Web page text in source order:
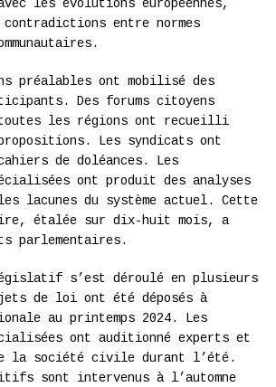
les évolutions européennes,
entre normes
préalables ont mobilisé des
Des forums citoyens
toutes les régions ont recueilli
Les syndicats ont
de doléances. Les
ont produit des analyses
lacunes du système actuel. Cette
étalée sur dix-huit mois, a
parlementaires.
s’est déroulé en plusieurs
de loi ont été déposés à
au printemps 2024. Les
ont auditionné experts et
la société civile durant l’été.
sont intervenus à l’automne